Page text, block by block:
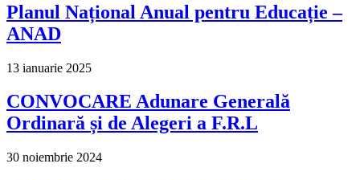
Planul Național Anual pentru Educație –
ANAD
13 ianuarie 2025
CONVOCARE Adunare Generală
Ordinară și de Alegeri a F.R.L
30 noiembrie 2024